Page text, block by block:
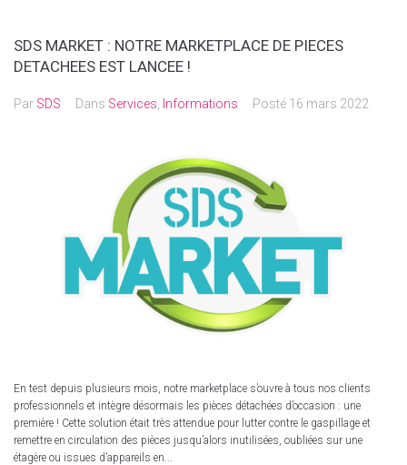
SDS MARKET : NOTRE MARKETPLACE DE PIECES
DETACHEES EST LANCEE !
Par SDS Dans Services, Informations Posté 16 mars 2022
En test depuis plusieurs mois, notre marketplace s’ouvre à tous nos clients
professionnels et intègre désormais les pièces détachées d’occasion : une
première ! Cette solution était très attendue pour lutter contre le gaspillage et
remettre en circulation des pièces jusqu’alors inutilisées, oubliées sur une
étagère ou issues d’appareils en...